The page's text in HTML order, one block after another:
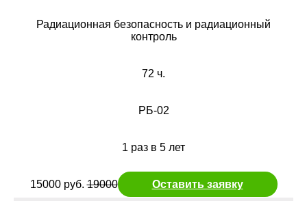
Радиационная безопасность и радиационный
контроль
72 ч.
РБ-02
1 раз в 5 лет
15000 руб.19000 Оставить заявку